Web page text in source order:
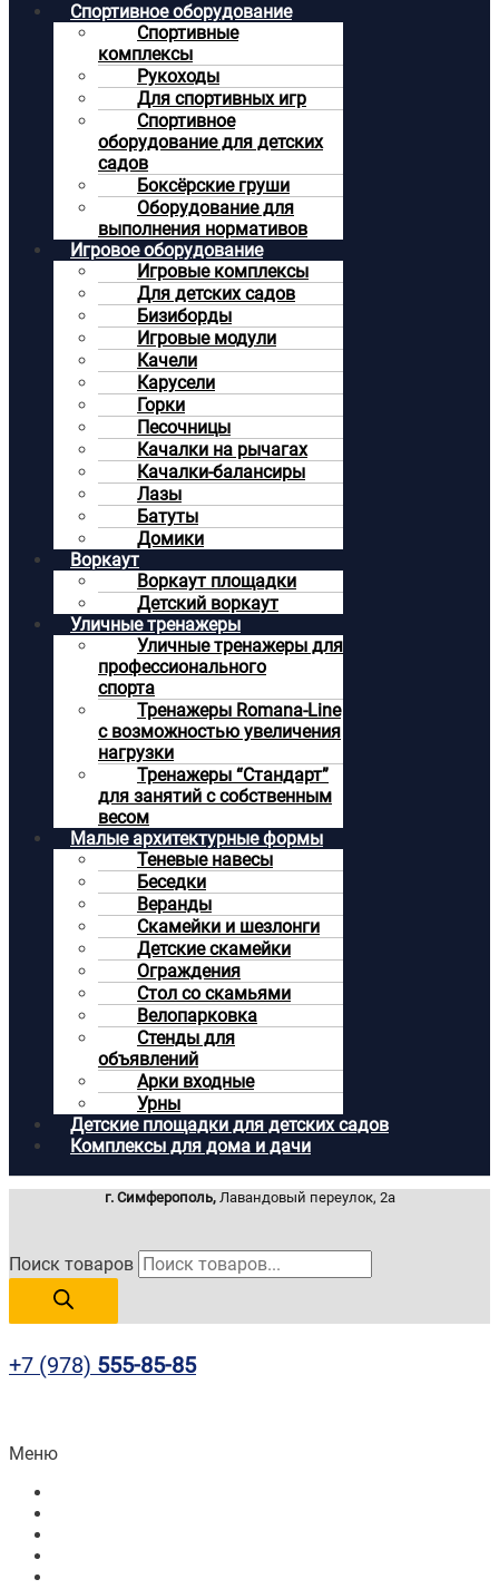
Спортивное оборудование
Спортивные
комплексы
Рукоходы
Для спортивных игр
Спортивное
оборудование для детских
садов
Боксёрские груши
Оборудование для
выполнения нормативов
Игровое оборудование
Игровые комплексы
Для детских садов
Бизиборды
Игровые модули
Качели
Карусели
Горки
Песочницы
Качалки на рычагах
Качалки-балансиры
Лазы
Батуты
Домики
Воркаут
Воркаут площадки
Детский воркаут
Уличные тренажеры
Уличные тренажеры для
профессионального
спорта
Тренажеры Romana-Line
с возможностью увеличения
нагрузки
Тренажеры “Стандарт”
для занятий с собственным
весом
Малые архитектурные формы
Теневые навесы
Беседки
Веранды
Скамейки и шезлонги
Детские скамейки
Ограждения
Стол со скамьями
Велопарковка
Стенды для
объявлений
Арки входные
Урны
Детские площадки для детских садов
Комплексы для дома и дачи
г. Симферополь,Лавандовый переулок, 2а
Поиск товаров
+7 (978) 555-85-85
Меню